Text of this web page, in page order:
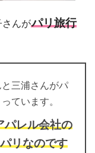
んがパリ旅行
三浦さんがパ
ています。
パレル会社の
リなのです